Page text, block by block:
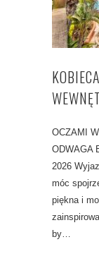
OCZAMI
ODWAGA
2026
móc
piękna i
by…